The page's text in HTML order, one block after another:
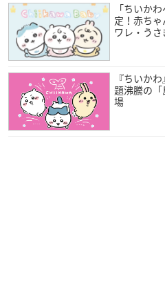
「ちいか
定！赤ち
ワレ・う
『ちいか
題沸騰の
場